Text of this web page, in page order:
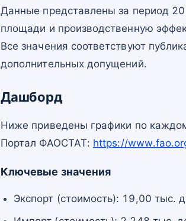
Данные представлены за период
площади и производственную
Все значения соответствуют
дополнительных допущений.
Дашборд
Ниже приведены графики по
Портал ФАОСТАТ: https://
Ключевые значения
Экспорт (стоимость): 19,00 тыс.